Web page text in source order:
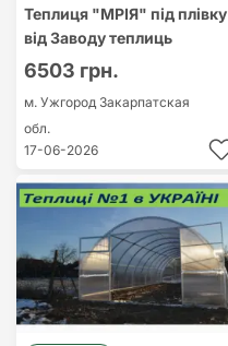
Теплиця "МРІЯ" під плівку
від Заводу теплиць
6503 грн.
м. Ужгород Закарпатская
обл.
17-06-2026